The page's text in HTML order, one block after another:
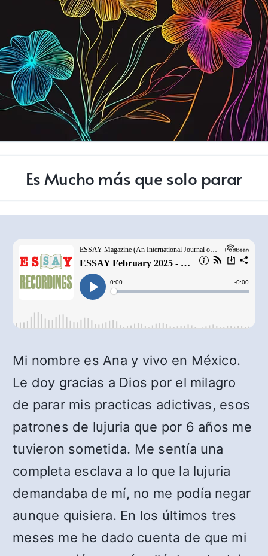
Es Mucho más que solo parar
Mi nombre es Ana y vivo en México.
Le doy gracias a Dios por el milagro
de parar mis practicas adictivas, esos
patrones de lujuria que por 6 años me
tuvieron sometida. Me sentía una
completa esclava a lo que la lujuria
demandaba de mí, no me podía negar
aunque quisiera. En los últimos tres
meses me he dado cuenta de que mi